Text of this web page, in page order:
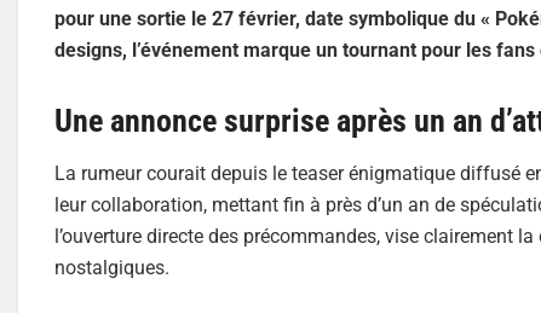
pour une sortie le 27 février, date symbolique du «
designs, l’événement marque un tournant pour les
Une annonce surprise après un an
La rumeur courait depuis le teaser énigmatique diffusé
leur collaboration, mettant fin à près d’un an de
l’ouverture directe des précommandes, vise clairement
nostalgiques.